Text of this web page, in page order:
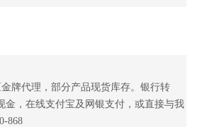
金牌代理，部分产品现货库存。银行转
金，在线支付宝及网银支付，或直接与我
868